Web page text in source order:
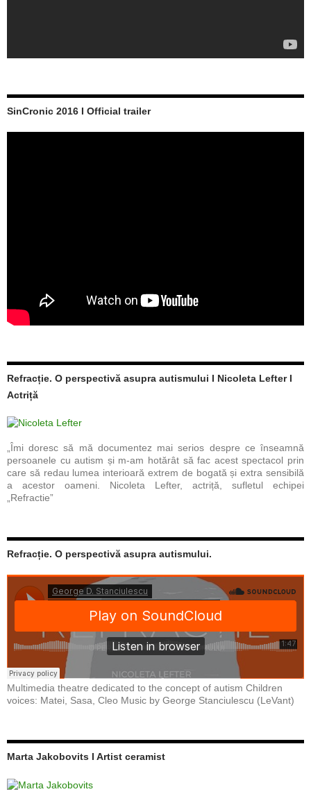
SinCronic 2016 I Official trailer
Refracție. O perspectivă asupra autismului I Nicoleta Lefter I
Actriță
„Îmi doresc să mă documentez mai serios despre ce înseamnă
persoanele cu autism și m-am hotărât să fac acest spectacol prin
care să redau lumea interioară extrem de bogată și extra sensibilă
a acestor oameni. Nicoleta Lefter, actriță, sufletul echipei
„Refractie”
Refracție. O perspectivă asupra autismului.
Multimedia theatre dedicated to the concept of autism Children
voices: Matei, Sasa, Cleo Music by George Stanciulescu (LeVant)
Marta Jakobovits I Artist ceramist